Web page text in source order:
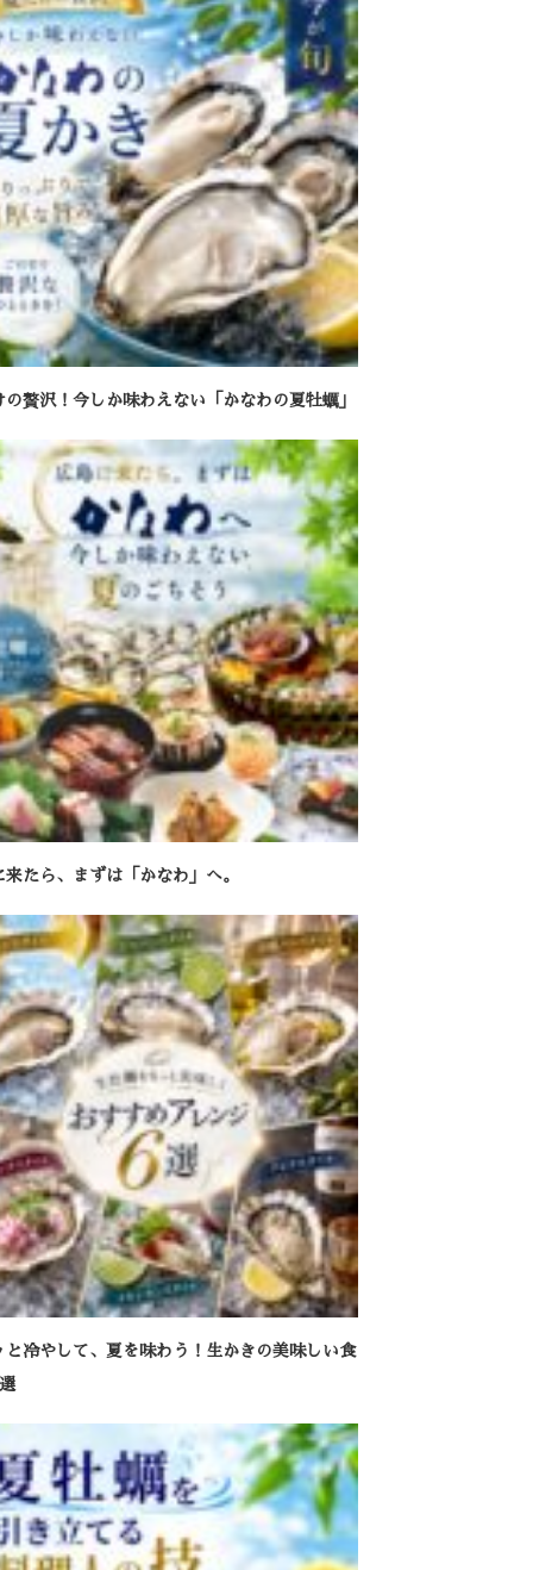
の贅沢！今しか味わえない「かなわの夏牡蠣」
来たら、まずは「かなわ」へ。
と冷やして、夏を味わう！生かきの美味しい食